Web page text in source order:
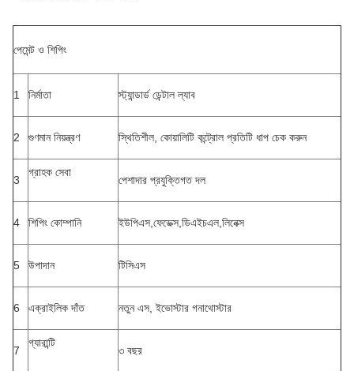
পেমেন্ট ও শিপিং
1 নির্মাতা স্ট্যান্ডার্ড ডেন্টাল ল্যাব
2 গুণমান নিয়ন্ত্রণ স্থিতিশীল, কোয়ালিটি কন্ট্রোল প্রতিটি ধাপ চেক করুন
3
গ্রাহক সেবা
পেশাদার প্রযুক্তিগত দল
4 শিপিং কোম্পানি ইউপিএস,ফেডেক্স,ডিএইচএল,লিনেক্স
5 উপাদান টিসিএস
6 এক্রাইলিক দাঁত নতুন এস, ইভোস্টার গনাথোস্টার
7
গ্যারান্টি
৩ বছর